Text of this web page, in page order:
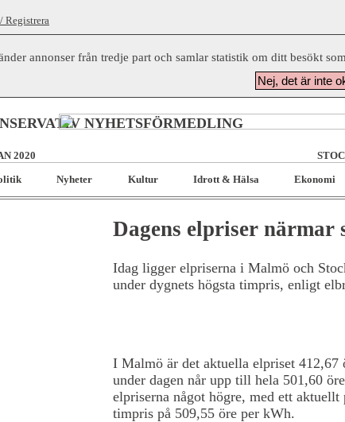
Registrera
annonser från tredje part och samlar statistik om ditt besökt
Nej, det är inte
NYHETSFÖRMEDLING
2020
Nyheter Kultur Idrott & Hälsa Ekonomi
Dagens elpriser
Idag ligger elpriserna i Malmö och
under dygnets högsta timpris, enligt
I Malmö är det aktuella elpriset 412,67
under dagen når upp till hela 501,60
elpriserna något högre, med ett
timpris på 509,55 öre per kWh.